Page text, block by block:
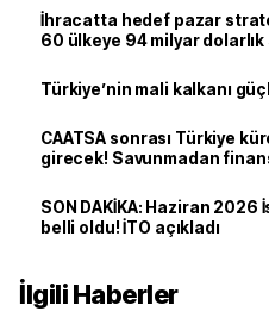
İhracatta hedef pazar
60 ülkeye 94 milyar dolarlık
Türkiye’nin mali kalkanı
CAATSA sonrası Türkiye
girecek! Savunmadan
SON DAKİKA: Haziran
belli oldu! İTO açıkladı
İlgili Haberler